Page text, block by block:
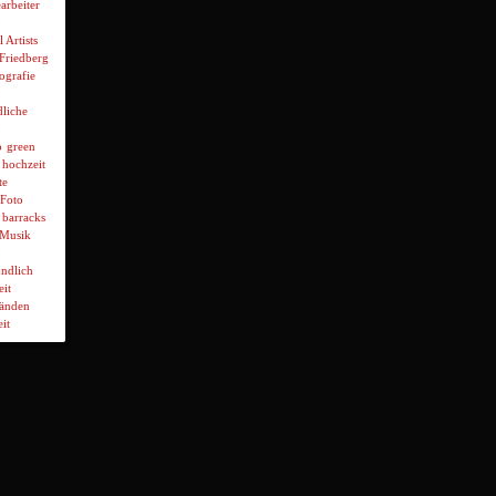
Artists
green
hochzeit